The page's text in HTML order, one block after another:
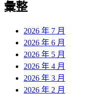
彙整
2026 年 7 月
2026 年 6 月
2026 年 5 月
2026 年 4 月
2026 年 3 月
2026 年 2 月